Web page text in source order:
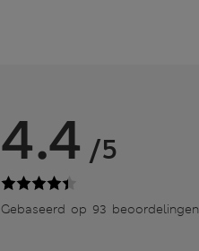
4.4 /5
Gebaseerd op 93 beoordelingen